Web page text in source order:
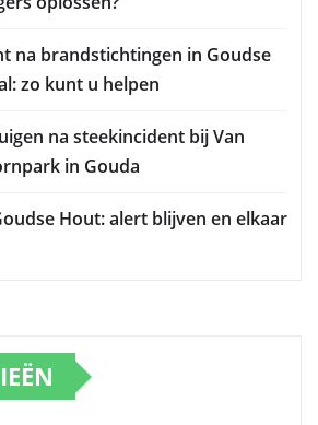
na brandstichtingen in Goudse
zo kunt u helpen
na steekincident bij Van
in Gouda
Hout: alert blijven en elkaar